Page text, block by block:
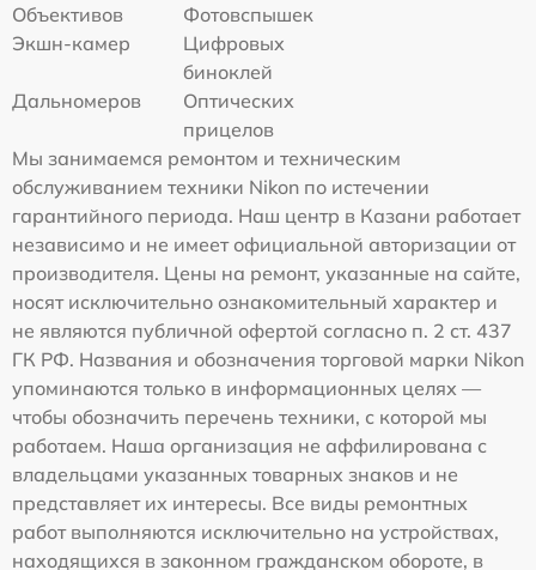
Объективов
Фотовспышек
Экшн-камер
Цифровых
биноклей
Дальномеров
Оптических
прицелов
Мы занимаемся ремонтом и техническим
обслуживанием техники Nikon по истечении
гарантийного периода. Наш центр в Казани работает
независимо и не имеет официальной авторизации от
производителя. Цены на ремонт, указанные на сайте,
носят исключительно ознакомительный характер и
не являются публичной офертой согласно п. 2 ст. 437
ГК РФ. Названия и обозначения торговой марки Nikon
упоминаются только в информационных целях —
чтобы обозначить перечень техники, с которой мы
работаем. Наша организация не аффилирована с
владельцами указанных товарных знаков и не
представляет их интересы. Все виды ремонтных
работ выполняются исключительно на устройствах,
находящихся в законном гражданском обороте, в